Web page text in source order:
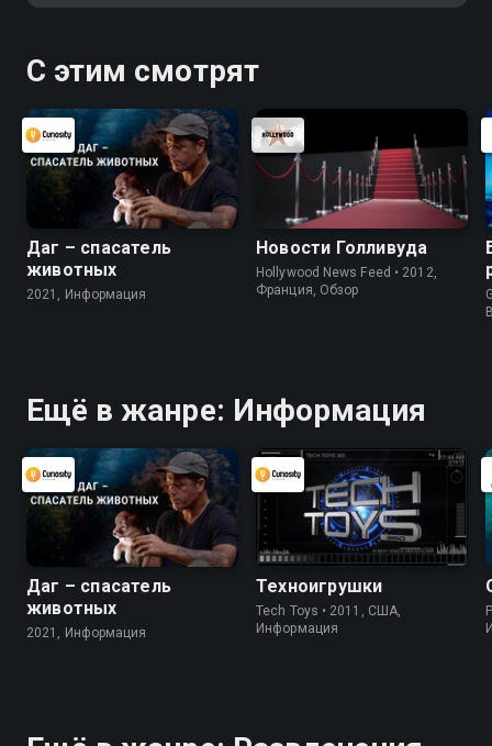
С этим смотрят
Даг – спасатель
животных
2021, Информация
Новости Голливуда
Hollywood News Feed • 2012,
Франция, Обзор
Ещё в жанре: Информация
Даг – спасатель
животных
2021, Информация
Техноигрушки
Tech Toys • 2011, США,
Информация